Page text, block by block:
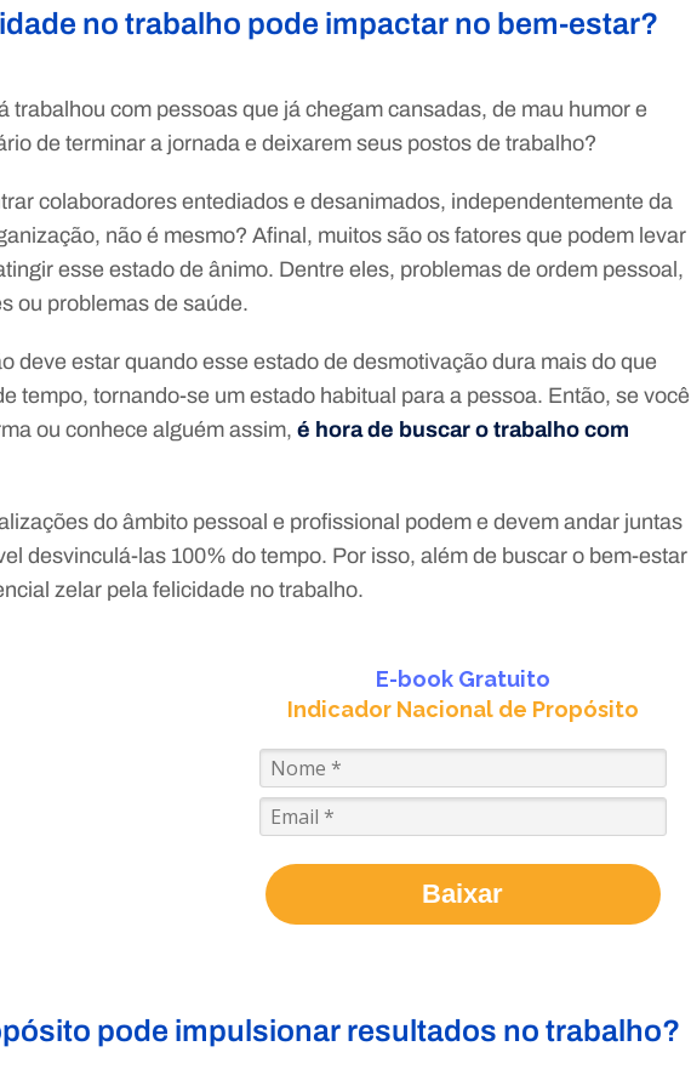
no trabalho pode impactar no bem-estar?
trabalhou com pessoas que já chegam cansadas, de mau humor e
de terminar a jornada e deixarem seus postos de trabalho?
colaboradores entediados e desanimados, independentemente da
não é mesmo? Afinal, muitos são os fatores que podem levar
esse estado de ânimo. Dentre eles, problemas de ordem pessoal,
ou problemas de saúde.
deve estar quando esse estado de desmotivação dura mais do que
tempo, tornando-se um estado habitual para a pessoa. Então, se você
ou conhece alguém assim, é hora de buscar o trabalho com
do âmbito pessoal e profissional podem e devem andar juntas
desvinculá-las 100% do tempo. Por isso, além de buscar o bem-estar
zelar pela felicidade no trabalho.
E-book Gratuito
Indicador Nacional de Propósito
Baixar
pode impulsionar resultados no trabalho?